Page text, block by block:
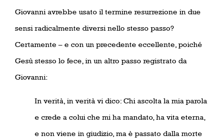
Giovanni avrebbe usato il termine resurrezione in due
sensi radicalmente diversi nello stesso passo?
Certamente – e con un precedente eccellente, poiché
Gesù stesso lo fece, in un altro passo registrato da
Giovanni:
In verità, in verità vi dico: Chi ascolta la mia parola
e crede a colui che mi ha mandato, ha vita eterna,
e non viene in giudizio, ma è passato dalla morte